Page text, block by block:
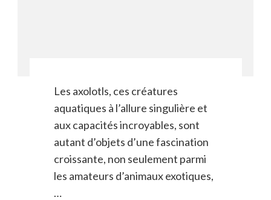
Les axolotls, ces créatures
aquatiques à l’allure singulière et
aux capacités incroyables, sont
autant d’objets d’une fascination
croissante, non seulement parmi
les amateurs d’animaux exotiques,
…